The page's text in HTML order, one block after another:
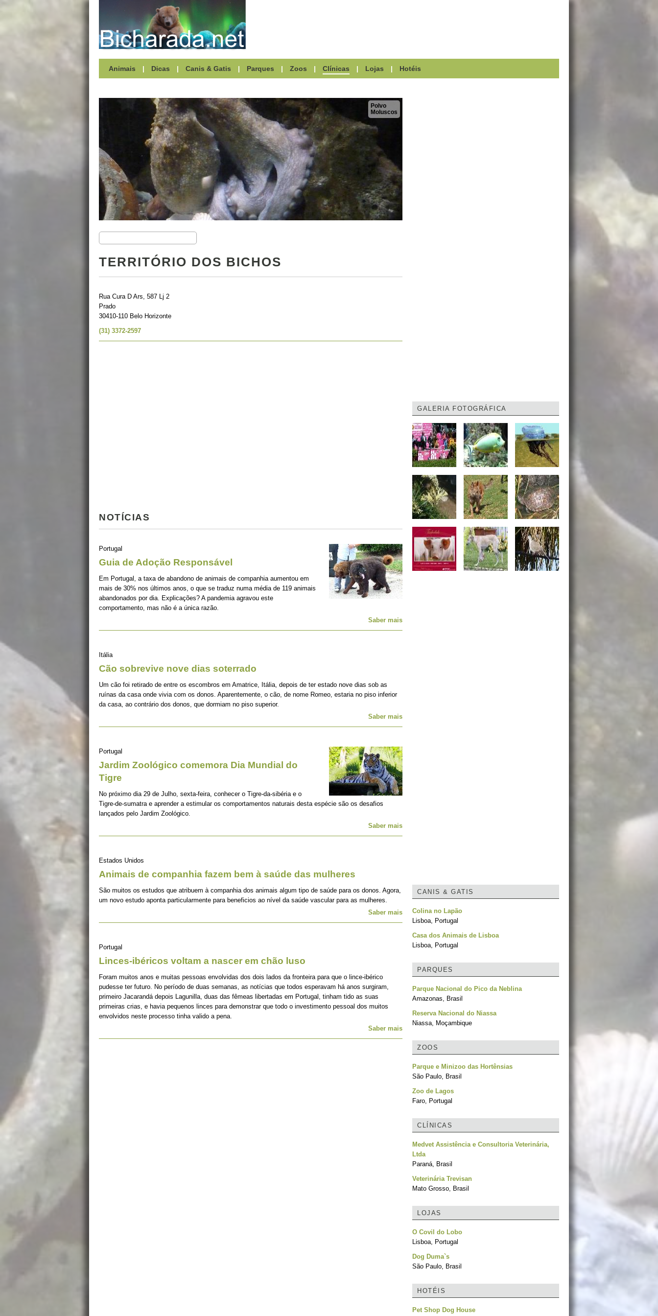
Animais | Dicas | Canis & Gatis | Parques | Zoos | Clínicas | Lojas | Hotéis
Polvo
Moluscos
TERRITÓRIO DOS BICHOS
Rua Cura D Ars, 587 Lj 2
Prado
30410-110 Belo Horizonte
(31) 3372-2597
NOTÍCIAS
Portugal
Guia de Adoção Responsável
Em Portugal, a taxa de abandono de animais de companhia aumentou em
mais de 30% nos últimos anos, o que se traduz numa média de 119 animais
abandonados por dia. Explicações? A pandemia agravou este
comportamento, mas não é a única razão.
Saber mais
Itália
Cão sobrevive nove dias soterrado
Um cão foi retirado de entre os escombros em Amatrice, Itália, depois de ter estado nove dias sob as
ruínas da casa onde vivia com os donos. Aparentemente, o cão, de nome Romeo, estaria no piso inferior
da casa, ao contrário dos donos, que dormiam no piso superior.
Saber mais
Portugal
Jardim Zoológico comemora Dia Mundial do
Tigre
No próximo dia 29 de Julho, sexta-feira, conhecer o Tigre-da-sibéria e o
Tigre-de-sumatra e aprender a estimular os comportamentos naturais desta espécie são os desafios
lançados pelo Jardim Zoológico.
Saber mais
Estados Unidos
Animais de companhia fazem bem à saúde das mulheres
São muitos os estudos que atribuem à companhia dos animais algum tipo de saúde para os donos. Agora,
um novo estudo aponta particularmente para beneficios ao nível da saúde vascular para as mulheres.
Saber mais
Portugal
Linces-ibéricos voltam a nascer em chão luso
Foram muitos anos e muitas pessoas envolvidas dos dois lados da fronteira para que o lince-ibérico
pudesse ter futuro. No período de duas semanas, as notícias que todos esperavam há anos surgiram,
primeiro Jacarandá depois Lagunilla, duas das fêmeas libertadas em Portugal, tinham tido as suas
primeiras crias, e havia pequenos linces para demonstrar que todo o investimento pessoal dos muitos
envolvidos neste processo tinha valido a pena.
Saber mais
GALERIA FOTOGRÁFICA
CANIS & GATIS
Colina no Lapão
Lisboa, Portugal
Casa dos Animais de Lisboa
Lisboa, Portugal
PARQUES
Parque Nacional do Pico da Neblina
Amazonas, Brasil
Reserva Nacional do Niassa
Niassa, Moçambique
ZOOS
Parque e Minizoo das Hortênsias
São Paulo, Brasil
Zoo de Lagos
Faro, Portugal
CLÍNICAS
Medvet Assistência e Consultoria Veterinária,
Ltda
Paraná, Brasil
Veterinária Trevisan
Mato Grosso, Brasil
LOJAS
O Covil do Lobo
Lisboa, Portugal
Dog Duma`s
São Paulo, Brasil
HOTÉIS
Pet Shop Dog House